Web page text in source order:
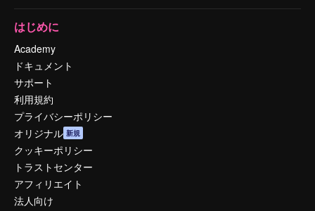
はじめに
Academy
ドキュメント
サポート
利用規約
プライバシーポリシー
オリジナル 新規
クッキーポリシー
トラストセンター
アフィリエイト
法人向け